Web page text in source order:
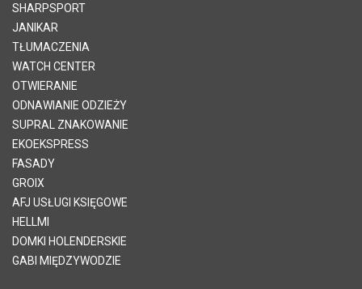
SHARPSPORT
JANIKAR
TŁUMACZENIA
WATCH CENTER
OTWIERANIE
ODNAWIANIE ODZIEŻY
SUPRAL ZNAKOWANIE
EKOEKSPRESS
FASADY
GROIX
AFJ USŁUGI KSIĘGOWE
HELLMI
DOMKI HOLENDERSKIE
GABI MIĘDZYWODZIE